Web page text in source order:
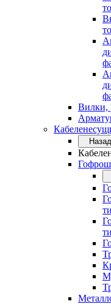
Вилки,
Назад